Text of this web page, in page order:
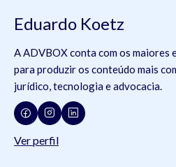
Eduardo Koetz
A ADVBOX conta com os maiores
para produzir os conteúdo mais
jurídico, tecnologia e advocacia.
Ver perfil